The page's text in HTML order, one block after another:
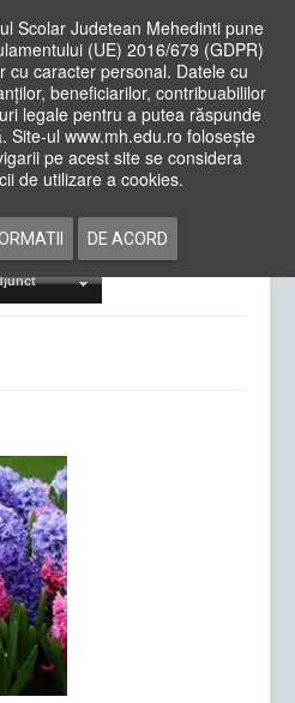
Scolar Judetean Mehedinti pune
(UE) 2016/679 (GDPR)
cu caracter personal. Datele cu
beneficiarilor, contribuabililor
legale pentru a putea răspunde
Site-ul www.mh.edu.ro folosește
pe acest site se considera
de utilizare a cookies.
DE ACORD
-
Mehedinți